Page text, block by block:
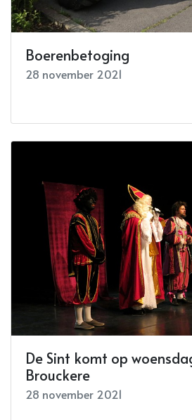
Boerenbetoging
28 november 2021
De Sint komt op
Brouckere
28 november 2021